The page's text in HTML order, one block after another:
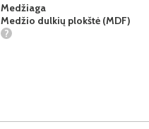
Medžiaga
Medžio dulkių plokštė (MDF)
?